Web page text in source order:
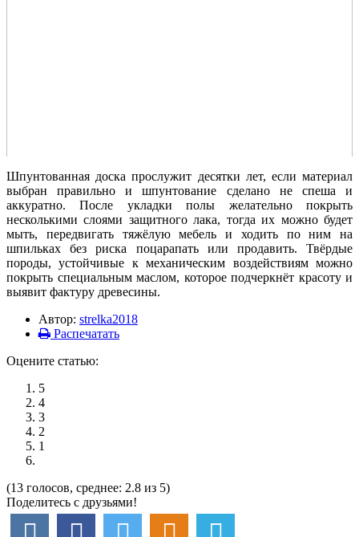
Шпунтованная доска прослужит десятки лет, если материал
выбран правильно и шпунтование сделано не спеша и
аккуратно. После укладки полы желательно покрыть
несколькими слоями защитного лака, тогда их можно будет
мыть, передвигать тяжёлую мебель и ходить по ним на
шпильках без риска поцарапать или продавить. Твёрдые
породы, устойчивые к механическим воздействиям можно
покрыть специальным маслом, которое подчеркнёт красоту и
выявит фактуру древесины.
Автор: strelka2018
Распечатать
Оцените статью:
5
4
3
2
1
(13 голосов, среднее: 2.8 из 5)
Поделитесь с друзьями!